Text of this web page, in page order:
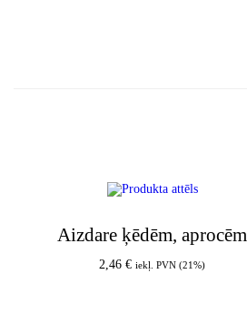
Aizdare ķēdēm, aprocēm
2,46€ iekļ. PVN (21%)